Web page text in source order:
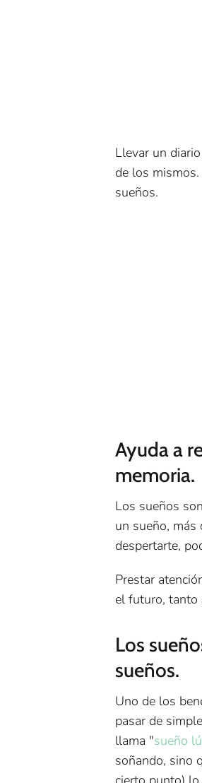
Llevar un
de los
sueños.
Ayuda a
memoria.
Los sueños
un sueño, más
despertarte,
Prestar
el futuro, tanto
Los
sueños.
Uno de los
pasar de
llama "sueño
soñando, sino